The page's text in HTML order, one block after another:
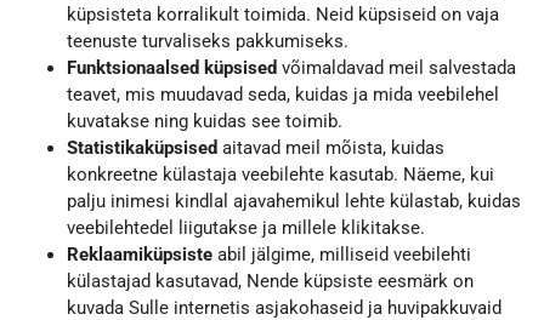
küpsisteta korralikult toimida. Neid küpsiseid on vaja
teenuste turvaliseks pakkumiseks.
Funktsionaalsed küpsised võimaldavad meil salvestada
teavet, mis muudavad seda, kuidas ja mida veebilehel
kuvatakse ning kuidas see toimib.
Statistikaküpsised aitavad meil mõista, kuidas
konkreetne külastaja veebilehte kasutab. Näeme, kui
palju inimesi kindlal ajavahemikul lehte külastab, kuidas
veebilehtedel liigutakse ja millele klikitakse.
Reklaamiküpsiste abil jälgime, milliseid veebilehti
külastajad kasutavad, Nende küpsiste eesmärk on
kuvada Sulle internetis asjakohaseid ja huvipakkuvaid